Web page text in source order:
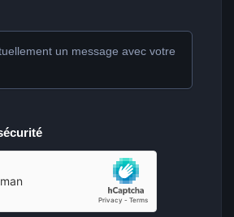
un message avec votre